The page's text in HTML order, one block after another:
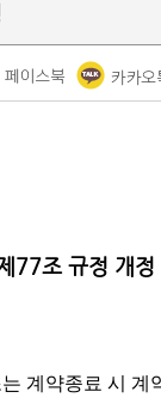
77조 규정 개정
계약종료 시 계